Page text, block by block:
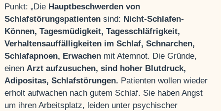
Punkt: „Die Hauptbeschwerden von
Schlafstörungspatienten sind: Nicht-Schlafen-
Können, Tagesmüdigkeit, Tagesschläfrigkeit,
Verhaltensauffälligkeiten im Schlaf, Schnarchen,
Schlafapnoen, Erwachen mit Atemnot. Die Gründe,
einenArzt aufzusuchen, sind hoher Blutdruck,
Adipositas, Schlafstörungen. Patienten wollen wieder
erholt aufwachen nach gutem Schlaf. Sie haben Angst
um ihren Arbeitsplatz, leiden unter psychischer